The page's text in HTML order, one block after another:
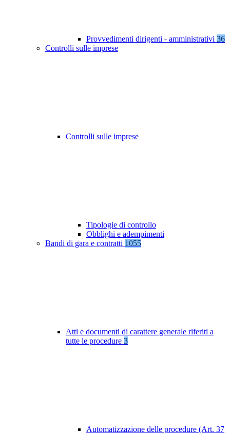
Provvedimenti dirigenti - amministrativi 36
Controlli sulle imprese
Controlli sulle imprese
Tipologie di controllo
Obblighi e adempimenti
Bandi di gara e contratti 1055
Atti e documenti di carattere generale riferiti a
tutte le procedure 3
Automatizzazione delle procedure (Art. 37